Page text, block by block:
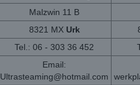
Malzwin 11 B
8321 MX Urk
Tel.: 06 - 303 36 452
Email:
Ultrasteaming@hotmail.com